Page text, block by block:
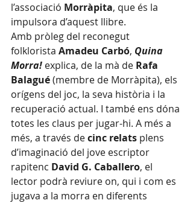
l’associació Morràpita, que és la
impulsora d’aquest llibre.
Amb pròleg del reconegut
folklorista Amadeu Carbó, Quina
Morra! explica, de la mà de Rafa
Balagué (membre de Morràpita), els
orígens del joc, la seva història i la
recuperació actual. I també ens dóna
totes les claus per jugar-hi. A més a
més, a través de cinc relats plens
d’imaginació del jove escriptor
rapitenc David G. Caballero, el
lector podrà reviure on, qui i com es
jugava a la morra en diferents